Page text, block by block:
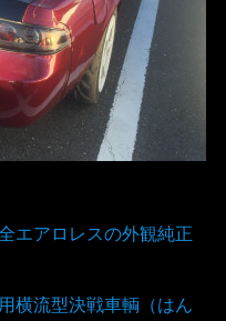
エアロレスの外観純正
横流型決戦車輌（はん